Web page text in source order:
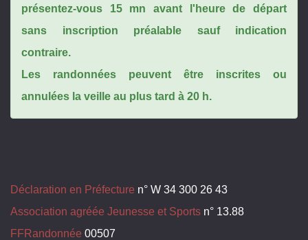
présentez-vous 15 mn avant l'heure de départ
sans inscription préalable sauf indication
contraire.
Les randonnées peuvent être inscrites ou
annulées la veille au plus tard à 20 h.
Déclaration en Préfecture n° W 34 300 26 43
Association agréée Jeunesse et Sports n° 13.88
FFRandonnée 00507